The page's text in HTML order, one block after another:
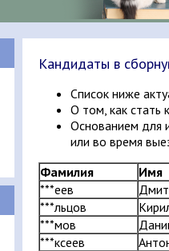
Кандидаты в
Список ниже
О том, как
Основанием для
или во время
Фамилия
Имя
***еев
***льцов
***мов
***ксеев